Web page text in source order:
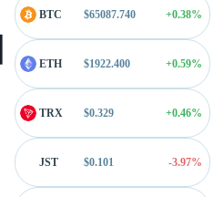
BTC $65087.740 +0.38%
ETH $1922.400 +0.59%
TRX $0.329 +0.46%
JST $0.101 -3.97%